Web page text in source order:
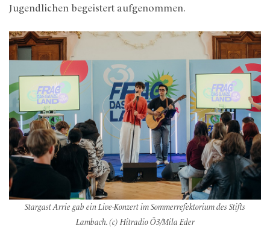
Jugendlichen begeistert aufgenommen.
Stargast Arrie gab ein Live-Konzert im Sommerrefektorium des Stifts
Lambach. (c) Hitradio Ö3/Mila Eder